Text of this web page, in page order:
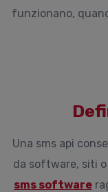
funzionano,
Una sms api
da software, siti
sms software